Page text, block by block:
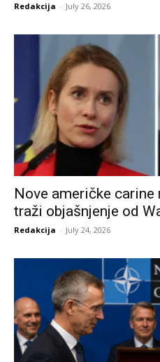
Redakcija - July 26, 2026
Nove američke carine
traži objašnjenje od
Redakcija - July 24, 2026